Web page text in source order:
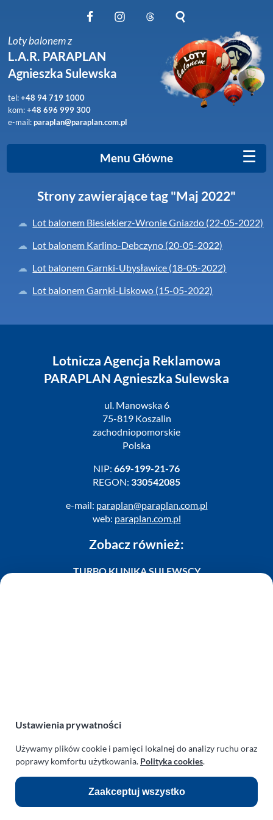
Obserwuj nas na Instagram
Obserwuj nas na Threads
Szukaj na stronie
Loty balonem z
L.A.R. PARAPLAN
Agnieszka Sulewska
tel:+48 94 719 1000
kom:+48 696 999 300
e-mail:paraplan@paraplan.com.pl
Menu Główne ☰
Strony zawierające tag "Maj 2022"
Lot balonem Biesiekierz-Wronie Gniazdo (22-05-2022)
Lot balonem Karlino-Debczyno (20-05-2022)
Lot balonem Garnki-Ubysławice (18-05-2022)
Lot balonem Garnki-Liskowo (15-05-2022)
Lotnicza Agencja Reklamowa
PARAPLAN Agnieszka Sulewska
ul. Manowska 6
75-819 Koszalin
zachodniopomorskie
Polska
NIP: 669-199-21-76
REGON: 330542085
e-mail: paraplan@paraplan.com.pl
web: paraplan.com.pl
Zobacz również:
TURBO KLINIKA SULEWSCY
Odnośniki:
Flight Operations Consulting
Motopark Koszalin
Ustawienia prywatności
Używamy plików cookie i pamięci lokalnej do analizy ruchu oraz
poprawy komfortu użytkowania. Polityka cookies.
Zaakceptuj wszystko